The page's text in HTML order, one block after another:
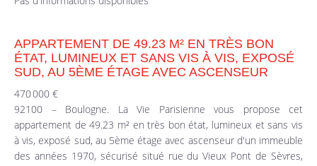
APPARTEMENT DE 49.23 M² EN TRÈS BON
ÉTAT, LUMINEUX ET SANS VIS À VIS, EXPOSÉ
SUD, AU 5ÈME ÉTAGE AVEC ASCENSEUR
470 000 €
92100 – Boulogne. La Vie Parisienne vous propose cet
appartement de 49.23 m² en très bon état, lumineux et sans vis
à vis, exposé sud, au 5ème étage avec ascenseur d'un immeuble
des années 1970, sécurisé situé rue du Vieux Pont de Sèvres,